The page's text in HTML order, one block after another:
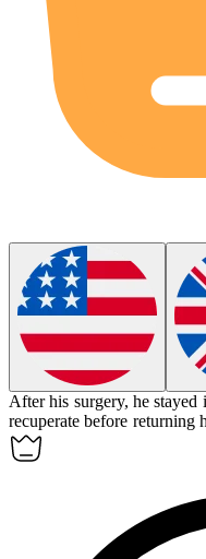
After his surgery, he
recuperate before returning